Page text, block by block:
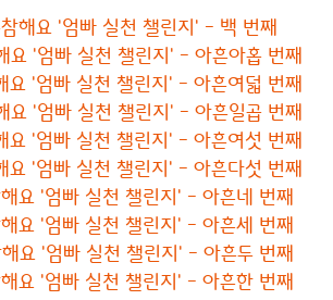
해요 '엄빠 실천 챌린지' - 백 번째
요 '엄빠 실천 챌린지' - 아흔아홉 번째
요 '엄빠 실천 챌린지' - 아흔여덟 번째
요 '엄빠 실천 챌린지' - 아흔일곱 번째
요 '엄빠 실천 챌린지' - 아흔여섯 번째
요 '엄빠 실천 챌린지' - 아흔다섯 번째
요 '엄빠 실천 챌린지' - 아흔네 번째
요 '엄빠 실천 챌린지' - 아흔세 번째
요 '엄빠 실천 챌린지' - 아흔두 번째
요 '엄빠 실천 챌린지' - 아흔한 번째